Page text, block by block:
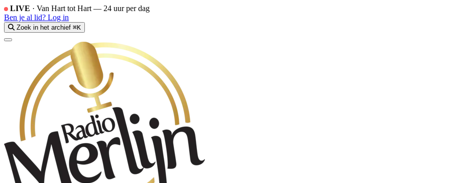
LIVE · Van Hart tot Hart — 24 uur per dag
Ben je al lid? Log in
Zoek in het archief ⌘K